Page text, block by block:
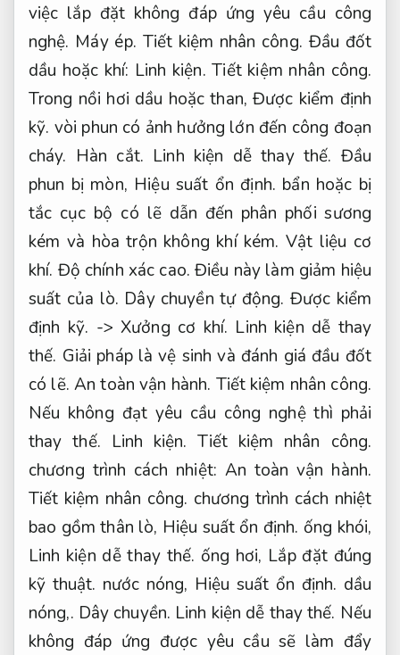
việc lắp đặt không đáp ứng yêu cầu công
nghệ. Máy ép. Tiết kiệm nhân công. Đầu đốt
dầu hoặc khí: Linh kiện. Tiết kiệm nhân công.
Trong nồi hơi dầu hoặc than,Được kiểm định
kỹ. vòi phun có ảnh hưởng lớn đến công đoạn
cháy. Hàn cắt. Linh kiện dễ thay thế. Đầu
phun bị mòn, Hiệu suất ổn định. bẩn hoặc bị
tắc cục bộ có lẽ dẫn đến phân phối sương
kém và hòa trộn không khí kém.Vật liệu cơ
khí. Độ chính xác cao. Điều này làm giảm hiệu
suất của lò. Dây chuyền tự động. Được kiểm
định kỹ. ->Xưởng cơ khí. Linh kiện dễ thay
thế. Giải pháp là vệ sinh và đánh giá đầu đốt
có lẽ.An toàn vận hành. Tiết kiệm nhân công.
Nếu không đạt yêu cầu công nghệ thì phải
thay thế. Linh kiện. Tiết kiệm nhân công.
chương trình cách nhiệt: An toàn vận hành.
Tiết kiệm nhân công. chương trình cách nhiệt
bao gồm thân lò, Hiệu suất ổn định. ống khói,
Linh kiện dễ thay thế. ống hơi, Lắp đặt đúng
kỹ thuật. nước nóng, Hiệu suất ổn định. dầu
nóng,. Dây chuyền. Linh kiện dễ thay thế. Nếu
không đáp ứng được yêu cầu sẽ làm đẩy